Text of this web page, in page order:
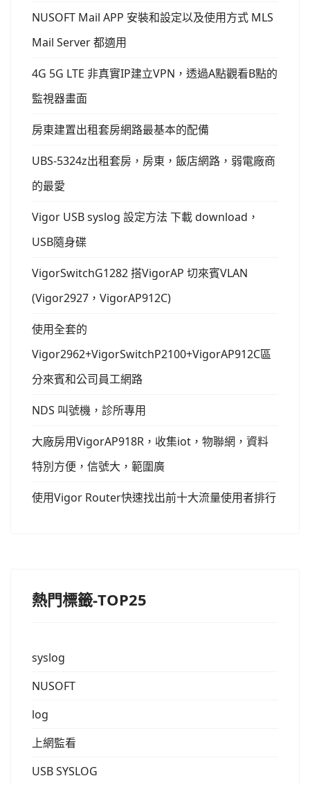
NUSOFT Mail APP 安裝和設定以及使用方式 MLS
Mail Server 都適用
4G 5G LTE 非真實IP建立VPN，透過A點觀看B點的
監視器畫面
房東建置出租套房網路最基本的配備
UBS-5324z出租套房，房東，飯店網路，弱電廠商
的最愛
Vigor USB syslog 設定方法 下載 download，
USB隨身碟
VigorSwitchG1282 搭VigorAP 切來賓VLAN
(Vigor2927，VigorAP912C)
使用全套的
Vigor2962+VigorSwitchP2100+VigorAP912C區
分來賓和公司員工網路
NDS 叫號機，診所專用
大廠房用VigorAP918R，收集iot，物聯網，資料
特別方便，信號大，範圍廣
使用Vigor Router快速找出前十大流量使用者排行
熱門標籤-TOP25
syslog
NUSOFT
log
上網監看
USB SYSLOG